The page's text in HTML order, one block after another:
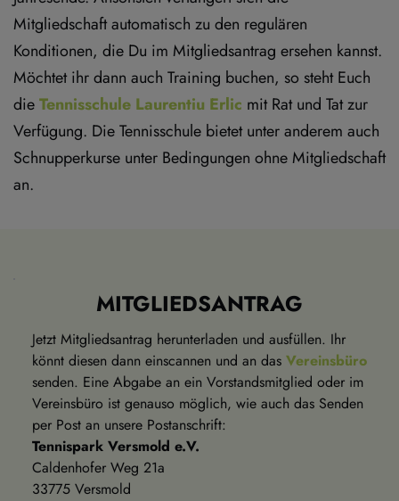
Mitgliedschaft automatisch zu den regulären
Konditionen, die Du im Mitgliedsantrag ersehen kannst.
Möchtet ihr dann auch Training buchen, so steht Euch
die Tennisschule Laurentiu Erlic mit Rat und Tat zur
Verfügung. Die Tennisschule bietet unter anderem auch
Schnupperkurse unter Bedingungen ohne Mitgliedschaft
an.
MITGLIEDSANTRAG
Jetzt Mitgliedsantrag herunterladen und ausfüllen. Ihr
könnt diesen dann einscannen und an das Vereinsbüro
senden. Eine Abgabe an ein Vorstandsmitglied oder im
Vereinsbüro ist genauso möglich, wie auch das Senden
per Post an unsere Postanschrift:
Tennispark Versmold e.V.
Caldenhofer Weg 21a
33775 Versmold